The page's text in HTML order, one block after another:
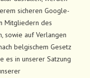
sicheren Google-
Mitgliedern des
sowie auf Verlangen
belgischem Gesetz
es in unserer Satzung